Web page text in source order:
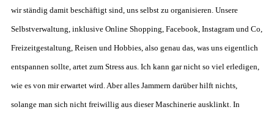
wir ständig damit beschäftigt sind, uns selbst zu organisieren. Unsere
Selbstverwaltung, inklusive Online Shopping, Facebook, Instagram und Co,
Freizeitgestaltung, Reisen und Hobbies, also genau das, was uns eigentlich
entspannen sollte, artet zum Stress aus. Ich kann gar nicht so viel erledigen,
wie es von mir erwartet wird. Aber alles Jammern darüber hilft nichts,
solange man sich nicht freiwillig aus dieser Maschinerie ausklinkt. In